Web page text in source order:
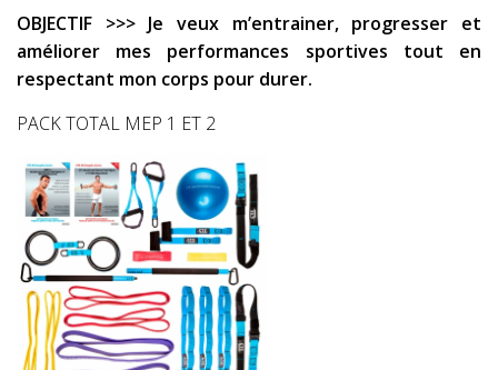
OBJECTIF >>> Je veux m’entrainer, progresser et
améliorer mes performances sportives tout en
respectant mon corps pour durer.
PACK TOTAL MEP 1 ET 2